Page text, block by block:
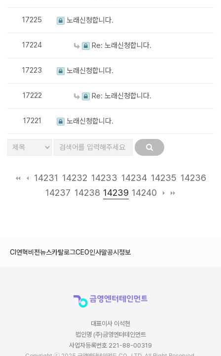
17225 노래신청합니다.
17224 Re: 노래신청합니다.
17223 노래신청합니다.
17222 Re: 노래신청합니다.
17221 노래신청합니다.
14231 14232 14233 14234 14235 14236
14237 14238 14239 14240
CI 연혁비전뉴스카탈로그CEO인사말공시정보
대표이사 이석현
법인명 (주)금영엔터테인먼트
사업자등록번호 221-88-00319